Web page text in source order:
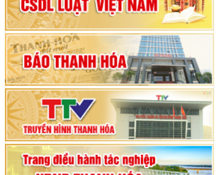
nhiệm kỳ 2025 - 2030
Khai mạc Kỳ họp bất thường lần thứ 9, Quốc
hội khóa XV
Phiên thảo luận Kỳ họp thứ 24, HĐND tỉnh
Thanh Hóa khóa XVIII, nhiệm kỳ 2021 - 2026
Bế mạc Kỳ họp thứ hai bốn, Hội đồng nhân dân
tỉnh khoá XVIII